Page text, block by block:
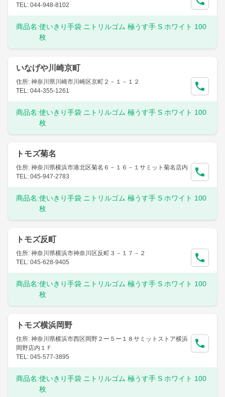
TEL: 044-948-8102
商品名:使いきり手袋 ニトリルゴム 極うす手 S ホワイト 100
枚
いなげや川崎京町
住所: 神奈川県川崎市川崎区京町２－１－１２
TEL: 044-355-1261
商品名:使いきり手袋 ニトリルゴム 極うす手 S ホワイト 100
枚
トモズ菊名
住所: 神奈川県横浜市港北区菊名６－１６－１サミット菊名店内
TEL: 045-947-2783
商品名:使いきり手袋 ニトリルゴム 極うす手 S ホワイト 100
枚
トモズ反町
住所: 神奈川県横浜市神奈川区反町３－１７－２
TEL: 045-628-9405
商品名:使いきり手袋 ニトリルゴム 極うす手 S ホワイト 100
枚
トモズ横浜岡野
住所: 神奈川県横浜市西区岡野２ー５ー１８サミットストア横浜
岡野店内１Ｆ
TEL: 045-577-3895
商品名:使いきり手袋 ニトリルゴム 極うす手 S ホワイト 100
枚